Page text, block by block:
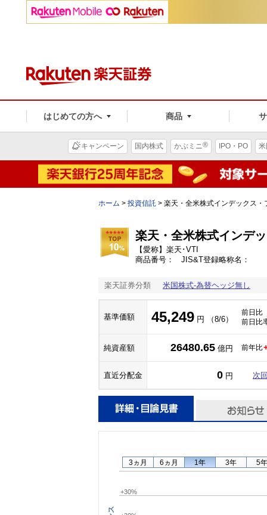
はじめての方へ 商品
キャンペーン 国内株式 かぶミニ® IPO・PO
ホーム > 投資信託 > 楽天・全米株式インデックス・
楽天・全米株式インデ
【愛称】楽天･VTI
商品番号： JIS&T登録略称名：
楽天証券分類 米国株式-為替ヘッジ無し
基準価額 45,249 円 （8/6）
前日比
前日比
純資産額 26480.65 億円 前年比
直近分配金 0 円 次
+30%
3ヵ月 6ヵ月 1年 3年 5年